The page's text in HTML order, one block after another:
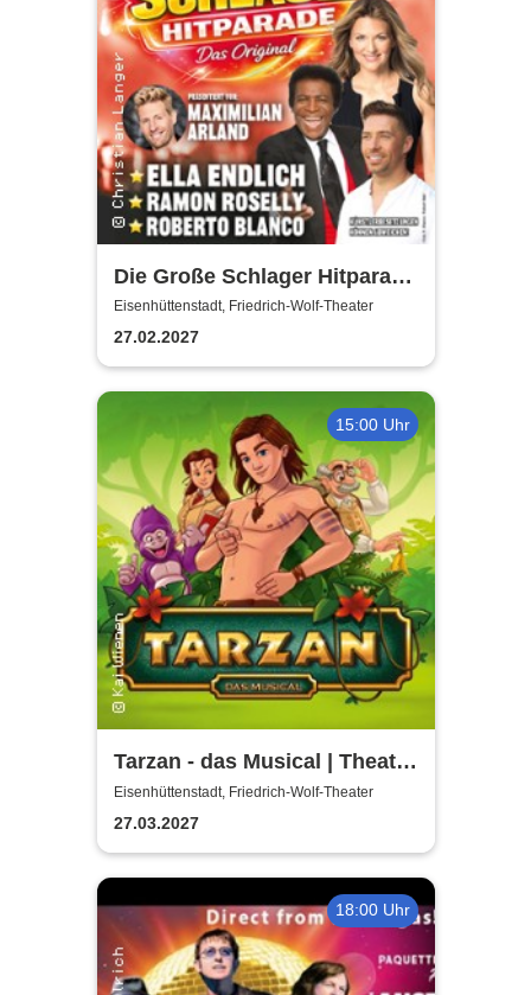
Die Große Schlager Hitparade
- Das Original - 2027
Eisenhüttenstadt, Friedrich-Wolf-Theater
27.02.2027
15:00 Uhr
Tarzan - das Musical | Theater
Liberi
Eisenhüttenstadt, Friedrich-Wolf-Theater
27.03.2027
18:00 Uhr